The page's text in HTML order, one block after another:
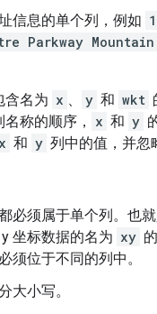
信息的单个列，例如
Parkway
含名为 x 、 y 和 wkt
称的顺序，
x 和 y
x 和 y 列中的值，并忽
必须属于单个列。也
坐标数据的名为 xy
须位于不同的列中。
大小写。